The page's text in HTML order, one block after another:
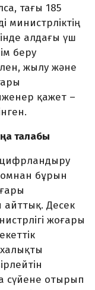
тағы 185
министрліктің
алдағы үш
беру
жылу және
қажет –
талабы
цифрландыру
бұрын
айттық. Десек
жоғары
сүйене отырып